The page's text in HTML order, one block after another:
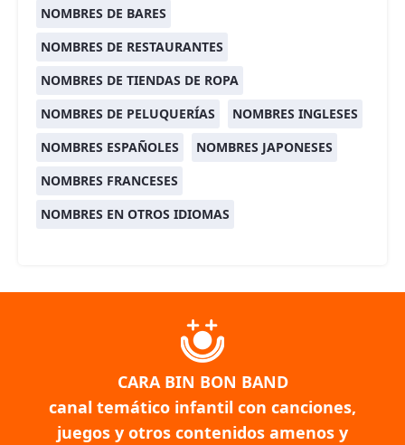
NOMBRES DE BARES
NOMBRES DE RESTAURANTES
NOMBRES DE TIENDAS DE ROPA
NOMBRES DE PELUQUERÍAS
NOMBRES INGLESES
NOMBRES ESPAÑOLES
NOMBRES JAPONESES
NOMBRES FRANCESES
NOMBRES EN OTROS IDIOMAS
CARA BIN BON BAND
canal temático infantil con canciones,
juegos y otros contenidos amenos y